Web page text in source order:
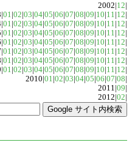
2002|12|
01|02|03|04|05|06|07|08|09|10|11|12|
01|02|03|04|05|06|07|08|09|10|11|12|
01|02|03|04|05|06|07|08|09|10|11|12|
01|02|03|04|05|06|07|08|09|10|11|12|
01|02|03|04|05|06|07|08|09|10|11|12|
01|02|03|04|05|06|07|08|09|10|11|12|
01|02|03|04|05|06|07|08|09|10|11|12|
2010|01|02|03|04|05|06|07|08|
2011|09|
2012|02|